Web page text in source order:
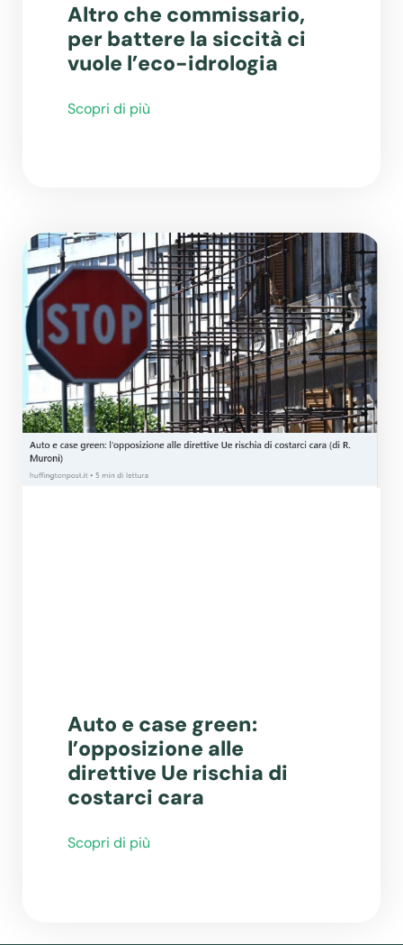
Altro che commissario,
per battere la siccità ci
vuole l’eco-idrologia
Scopri di più
Auto e case green:
l’opposizione alle
direttive Ue rischia di
costarci cara
Scopri di più